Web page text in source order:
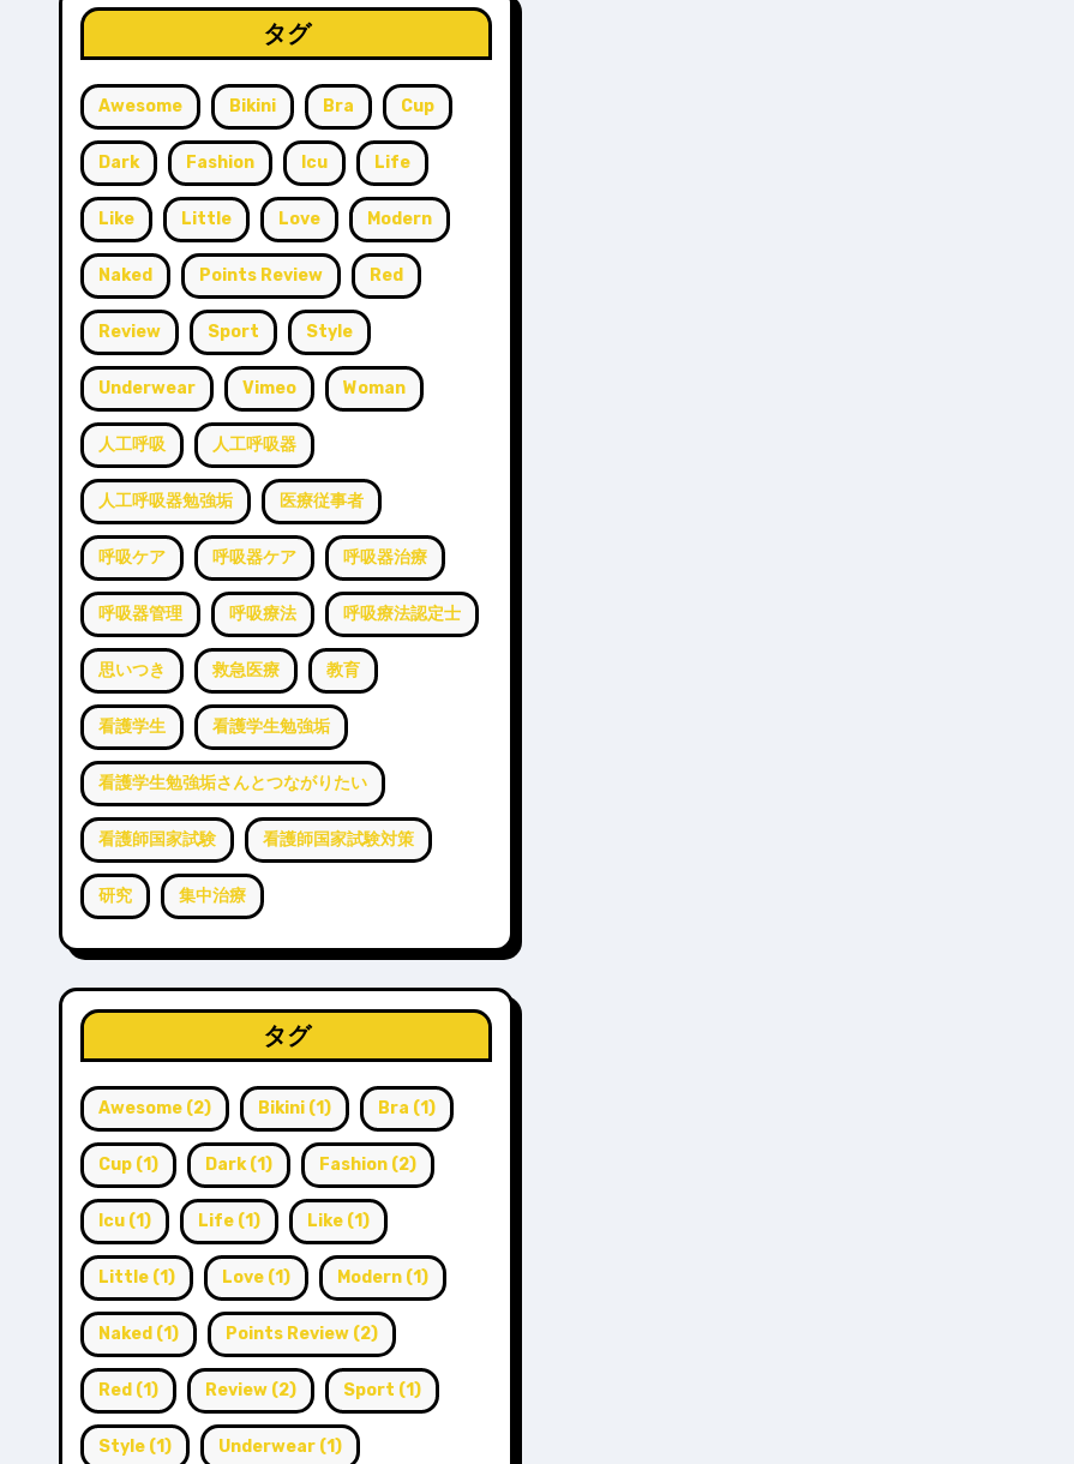
タグ
Awesome Bikini Bra Cup
Dark Fashion Icu Life
Like Little Love Modern
Naked Points Review Red
Review Sport Style
Underwear Vimeo Woman
人工呼吸 人工呼吸器
人工呼吸器勉強垢 医療従事者
呼吸ケア 呼吸器ケア 呼吸器治療
呼吸器管理 呼吸療法 呼吸療法認定士
思いつき 救急医療 教育
看護学生 看護学生勉強垢
看護学生勉強垢さんとつながりたい
看護師国家試験 看護師国家試験対策
研究 集中治療
タグ
Awesome (2) Bikini (1) Bra (1)
Cup (1) Dark(1) Fashion (2)
Icu (1) Life (1) Like (1)
Little (1) Love (1) Modern (1)
Naked (1) Points Review (2)
Red (1) Review (2) Sport (1)
Style (1) Underwear (1)